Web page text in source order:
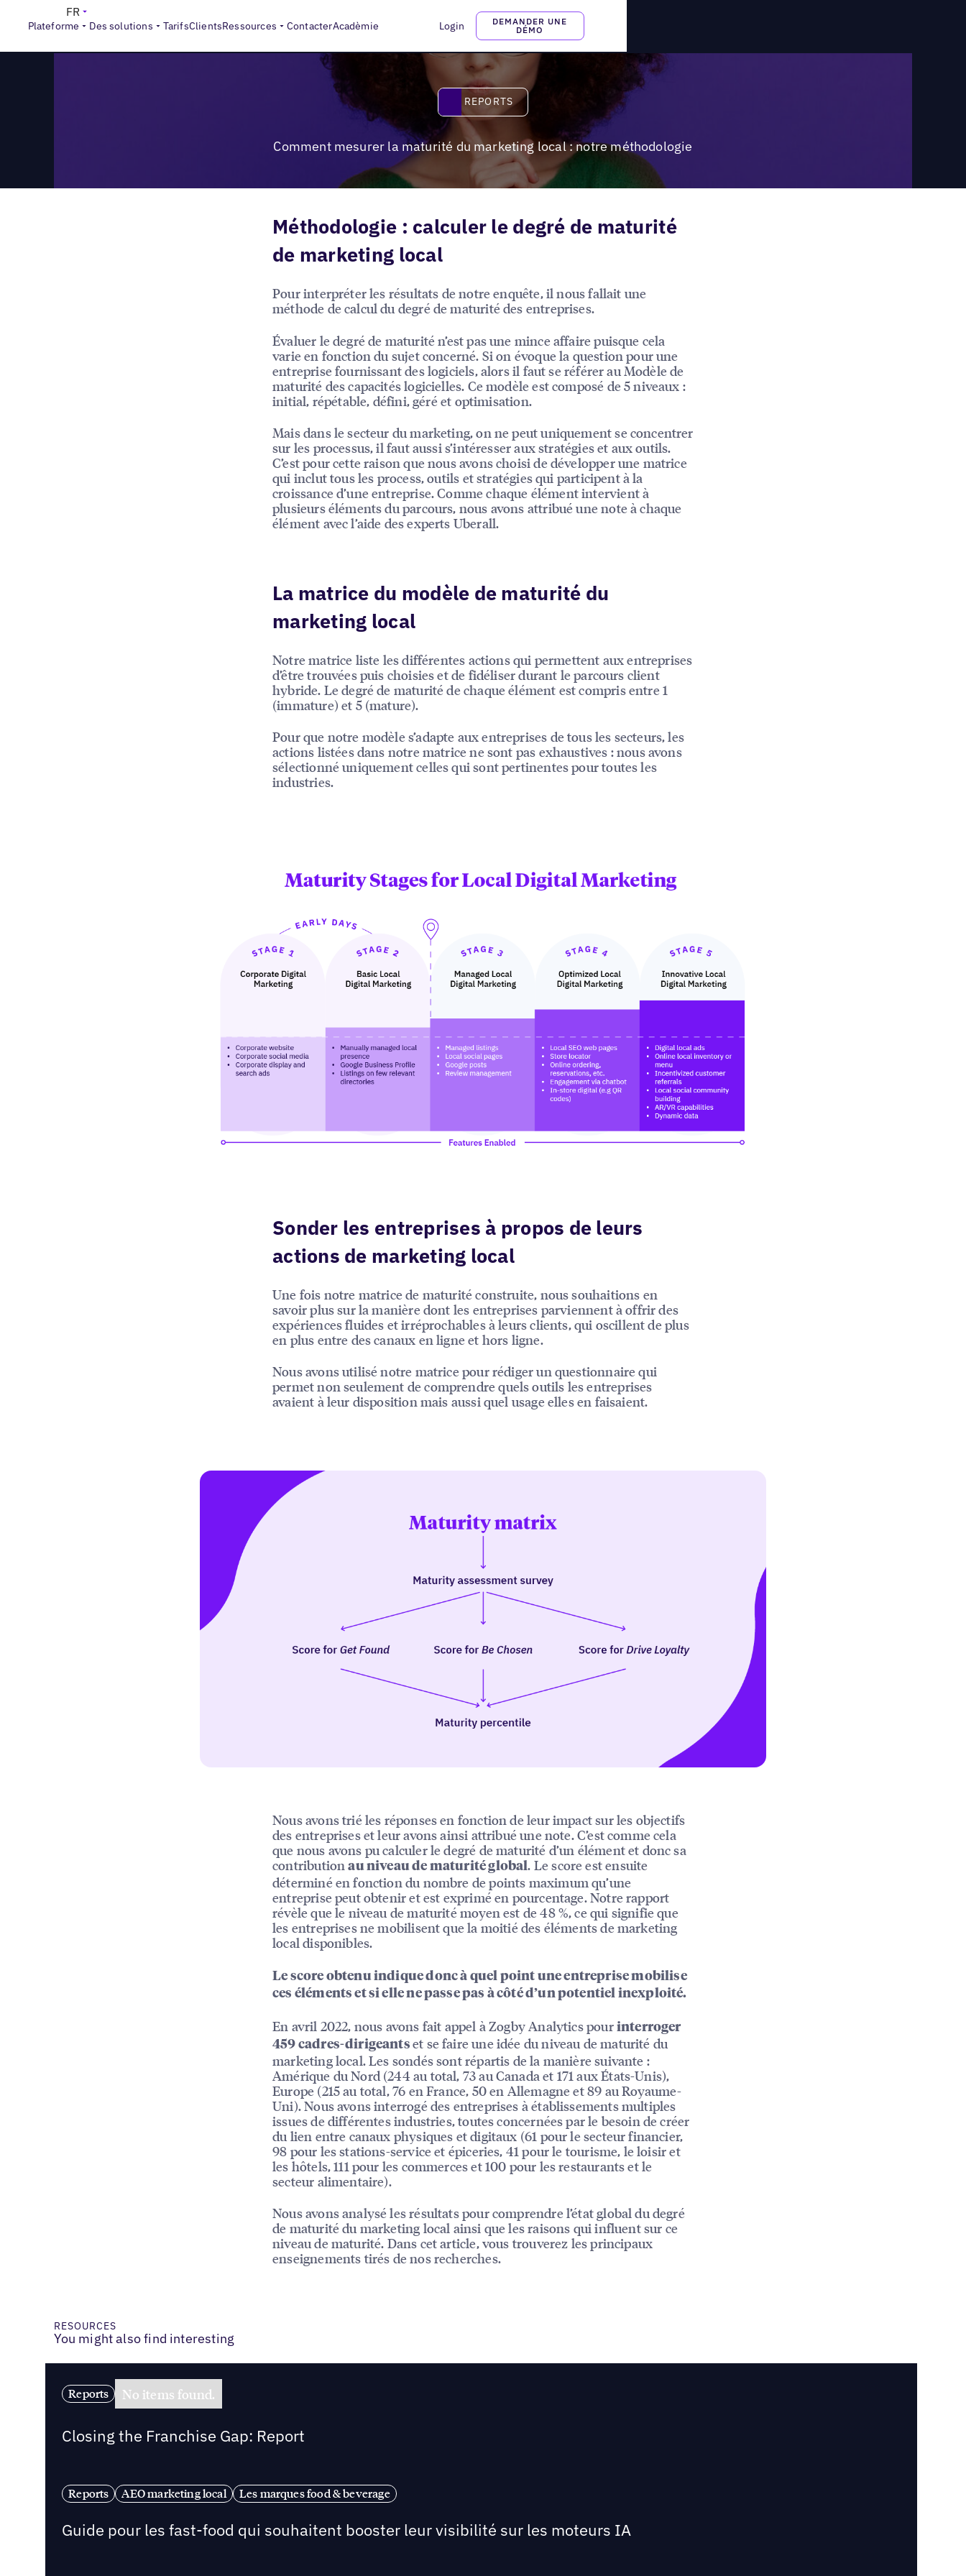
Plateforme Des solutions TarifsClientsRessources ContacterAcadèmie Login
DEMANDER UNE
DÉMO
FR
Reports
Reports
REPORTS
Comment mesurer la maturité du marketing local : notre méthodologie
Méthodologie : calculer le degré de maturité
de marketing local
Pour interpréter les résultats de notre enquête, il nous fallait une
méthode de calcul du degré de maturité des entreprises.
Évaluer le degré de maturité n’est pas une mince affaire puisque cela
varie en fonction du sujet concerné. Si on évoque la question pour une
entreprise fournissant des logiciels, alors il faut se référer au Modèle de
maturité des capacités logicielles. Ce modèle est composé de 5 niveaux :
initial, répétable, défini, géré et optimisation.
Mais dans le secteur du marketing, on ne peut uniquement se concentrer
sur les processus, il faut aussi s’intéresser aux stratégies et aux outils.
C’est pour cette raison que nous avons choisi de développer une matrice
qui inclut tous les process, outils et stratégies qui participent à la
croissance d’une entreprise. Comme chaque élément intervient à
plusieurs éléments du parcours, nous avons attribué une note à chaque
élément avec l’aide des experts Uberall.
La matrice du modèle de maturité du
marketing local
Notre matrice liste les différentes actions qui permettent aux entreprises
d’être trouvées puis choisies et de fidéliser durant le parcours client
hybride. Le degré de maturité de chaque élément est compris entre 1
(immature) et 5 (mature).
Pour que notre modèle s’adapte aux entreprises de tous les secteurs, les
actions listées dans notre matrice ne sont pas exhaustives : nous avons
sélectionné uniquement celles qui sont pertinentes pour toutes les
industries.
Sonder les entreprises à propos de leurs
actions de marketing local
Une fois notre matrice de maturité construite, nous souhaitions en
savoir plus sur la manière dont les entreprises parviennent à offrir des
expériences fluides et irréprochables à leurs clients, qui oscillent de plus
en plus entre des canaux en ligne et hors ligne.
Nous avons utilisé notre matrice pour rédiger un questionnaire qui
permet non seulement de comprendre quels outils les entreprises
avaient à leur disposition mais aussi quel usage elles en faisaient.
Nous avons trié les réponses en fonction de leur impact sur les objectifs
des entreprises et leur avons ainsi attribué une note. C’est comme cela
que nous avons pu calculer le degré de maturité d’un élément et donc sa
contributionau niveau de maturité global. Le score est ensuite
déterminé en fonction du nombre de points maximum qu’une
entreprise peut obtenir et est exprimé en pourcentage. Notre rapport
révèle que le niveau de maturité moyen est de 48 %, ce qui signifie que
les entreprises ne mobilisent que la moitié des éléments de marketing
local disponibles.
Le score obtenu indique donc à quel point une entreprise mobilise
ces éléments et si elle ne passe pas à côté d’un potentiel inexploité.
En avril 2022, nous avons fait appel à Zogby Analytics pour interroger
459 cadres-dirigeantset se faire une idée du niveau de maturité du
marketing local. Les sondés sont répartis de la manière suivante :
Amérique du Nord (244 au total, 73 au Canada et 171 aux États-Unis),
Europe (215 au total, 76 en France, 50 en Allemagne et 89 au Royaume-
Uni). Nous avons interrogé des entreprises à établissements multiples
issues de différentes industries, toutes concernées par le besoin de créer
du lien entre canaux physiques et digitaux (61 pour le secteur financier,
98 pour les stations-service et épiceries, 41 pour le tourisme, le loisir et
les hôtels, 111 pour les commerces et 100 pour les restaurants et le
secteur alimentaire).
Nous avons analysé les résultats pour comprendre l’état global du degré
de maturité du marketing local ainsi que les raisons qui influent sur ce
niveau de maturité. Dans cet article, vous trouverez les principaux
enseignements tirés de nos recherches.
RESOURCES
You might also find interesting
Reports No items found.
Closing the Franchise Gap: Report
Reports AEO marketing local Les marques food & beverage
Guide pour les fast-food qui souhaitent booster leur visibilité sur les moteurs IA